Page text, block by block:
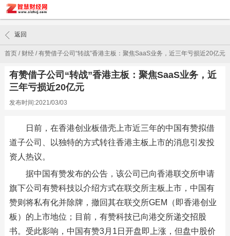
首页/ 财经/有赞借子公司“转战”香港主板：聚焦SaaS业务，近三年亏损近20亿元
返回
有赞借子公司“转战”香港主板：聚焦SaaS业务，近
三年亏损近20亿元
发布时间:2021/03/03
日前，在香港创业板借壳上市近三年的中国有赞拟借
道子公司、以独特的方式转往香港主板上市的消息引发投
资人热议。
据中国有赞发布的公告，该公司已向香港联交所申请
旗下公司有赞科技以介绍方式在联交所主板上市，中国有
赞则将私有化并除牌，撤回其在联交所GEM（即香港创业
板）的上市地位；目前，有赞科技已向港交所递交招股
书。受此影响，中国有赞3月1日开盘即上涨，但盘中股价